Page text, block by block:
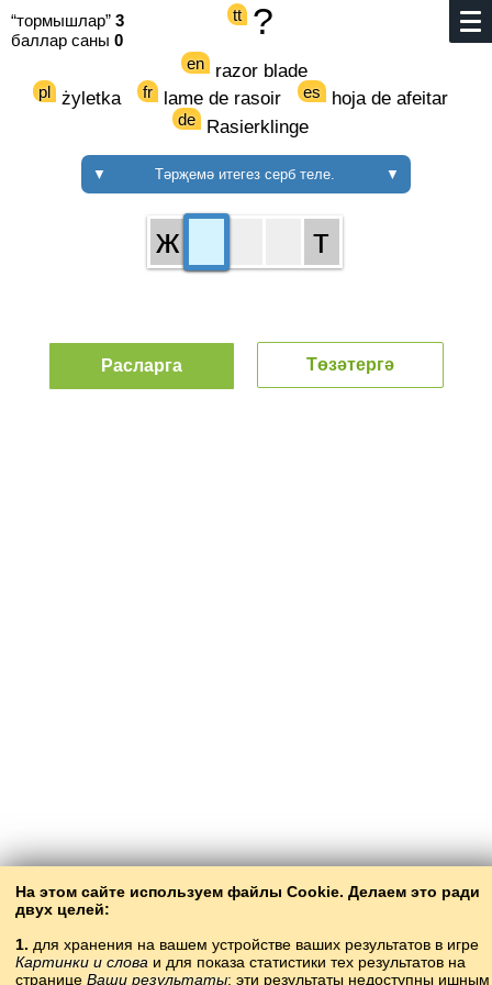
“тормышлар” 3
баллар саны 0
tt ?
en razor blade
pl żyletka fr lame de rasoir es hoja de afeitar
de Rasierklinge
▼ Тәрҗемә итегез серб теле. ▼
На этом сайте используем файлы Cookie. Делаем это ради
двух целей:
1. для хранения на вашем устройстве ваших результатов в игре
Картинки и слова и для показа статистики тех результатов на
странице Ваши результаты; эти результаты недоступны ишным